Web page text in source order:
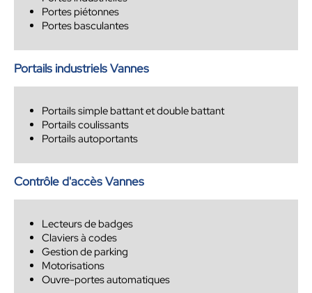
Portes piétonnes
Portes basculantes
Portails industriels Vannes
Portails simple battant et double battant
Portails coulissants
Portails autoportants
Contrôle d'accès Vannes
Lecteurs de badges
Claviers à codes
Gestion de parking
Motorisations
Ouvre-portes automatiques